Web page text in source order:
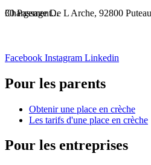
Chargement...
30 Passage De L Arche, 92800
Facebook Instagram Linkedin
Pour les parents
Obtenir une place en crèche
Les tarifs d'une place en crèche
Pour les entreprises